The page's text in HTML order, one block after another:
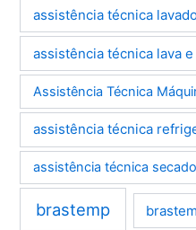
assistência técnica
assistência técnica lava
Assistência Técnica
assistência técnica
assistência técnica
brastemp